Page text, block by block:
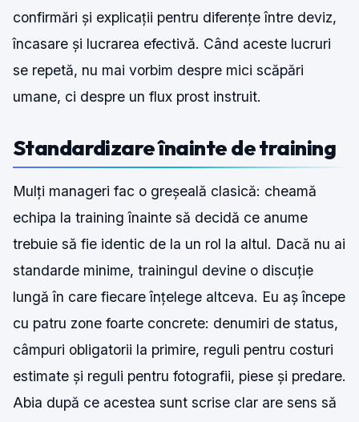
confirmări și explicații pentru diferențe între deviz,
încasare și lucrarea efectivă. Când aceste lucruri
se repetă, nu mai vorbim despre mici scăpări
umane, ci despre un flux prost instruit.
Standardizare înainte de training
Mulți manageri fac o greșeală clasică: cheamă
echipa la training înainte să decidă ce anume
trebuie să fie identic de la un rol la altul. Dacă nu ai
standarde minime, trainingul devine o discuție
lungă în care fiecare înțelege altceva. Eu aș începe
cu patru zone foarte concrete: denumiri de status,
câmpuri obligatorii la primire, reguli pentru costuri
estimate și reguli pentru fotografii, piese și predare.
Abia după ce acestea sunt scrise clar are sens să